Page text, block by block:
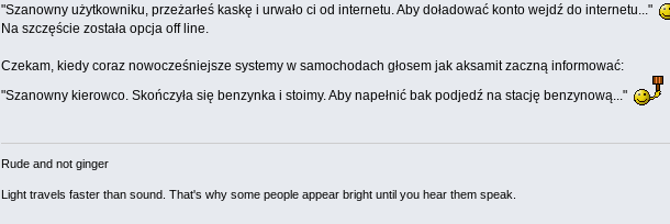
"Szanowny użytkowniku, przeżarłeś kaskę i urwało ci od internetu. Aby doładować konto wejdź do internetu..."
Na szczęście została opcja off line.
Czekam, kiedy coraz nowocześniejsze systemy w samochodach głosem jak aksamit zaczną informować:
"Szanowny kierowco. Skończyła się benzynka i stoimy. Aby napełnić bak podjedź na stację benzynową..."
Rude and not ginger
Light travels faster than sound. That's why some people appear bright until you hear them speak.